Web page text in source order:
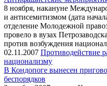
8 ноября, накануне
и антисемитизмом (дата
отделение Молодежной
провело в вузах
против возбуждения
02.11.2007 Противодействие
национализму
В Кондопоге вынесен
беспорядков